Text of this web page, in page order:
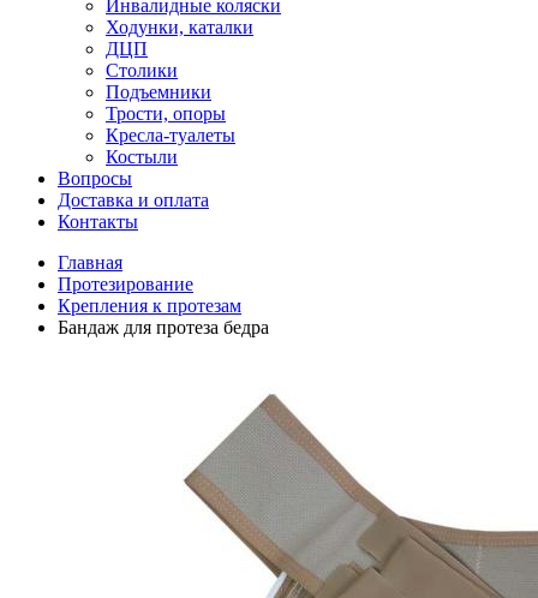
Инвалидные коляски
Ходунки, каталки
ДЦП
Столики
Подъемники
Трости, опоры
Кресла-туалеты
Костыли
Вопросы
Доставка и оплата
Контакты
Главная
Протезирование
Крепления к протезам
Бандаж для протеза бедра